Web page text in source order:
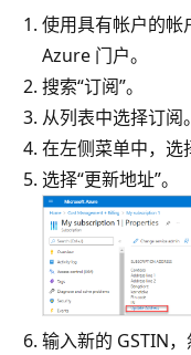
使用具有帐户的帐
Azure 门户。
搜索“订阅”。
从列表中选择订阅。
在左侧菜单中，选
选择“更新地址”。
输入新的 GSTIN